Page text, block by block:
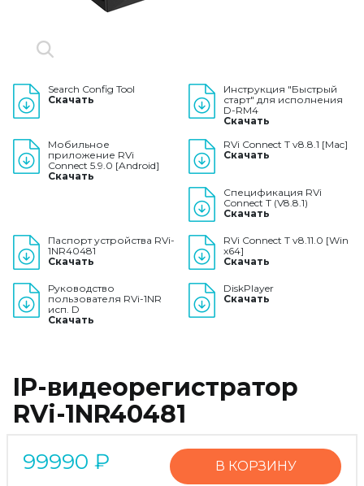
Search Config Tool
Скачать
Инструкция "Быстрый
старт" для исполнения
D-RM4
Скачать
Мобильное
приложение RVi
Connect 5.9.0 [Android]
Скачать
RVi Connect T v8.8.1 [Mac]
Скачать
Спецификация RVi
Connect T (V8.8.1)
Скачать
Паспорт устройства RVi-
1NR40481
Скачать
RVi Connect T v8.11.0 [Win
x64]
Скачать
Руководство
пользователя RVi-1NR
исп. D
Скачать
DiskPlayer
Скачать
IP-видеорегистратор
RVi-1NR40481
99990 ₽ В КОРЗИНУ